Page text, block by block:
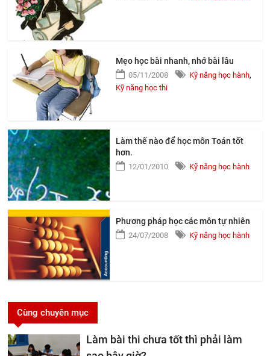
Mẹo học bài nhanh, nhớ bài lâu
05/11/2008 Kỹ năng học hành,
Kỹ năng học thi
Làm thế nào để học môn Toán tốt
hơn.
12/01/2010 Kỹ năng học hành
Phương pháp học các môn tự nhiên
24/07/2008 Kỹ năng học hành
Cùng chuyên mục
Làm bài thi chưa tốt thì phải làm